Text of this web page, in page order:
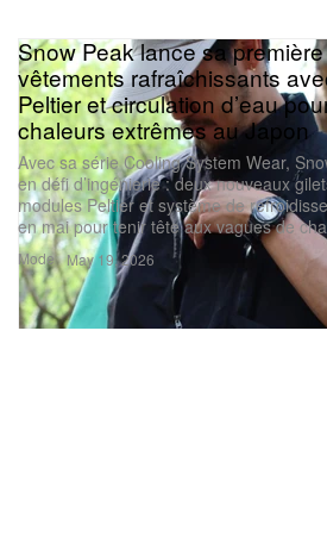
Mode
Snow Peak lance sa
vêtements rafraîchissants
Peltier et circulation d’eau
chaleurs extrêmes au Japon
Avec sa série Cooling System Wear,
en défi d’ingénierie : deux nouveaux
modules Peltier et système de
en mai pour tenir tête aux vagues de
May 19, 2026